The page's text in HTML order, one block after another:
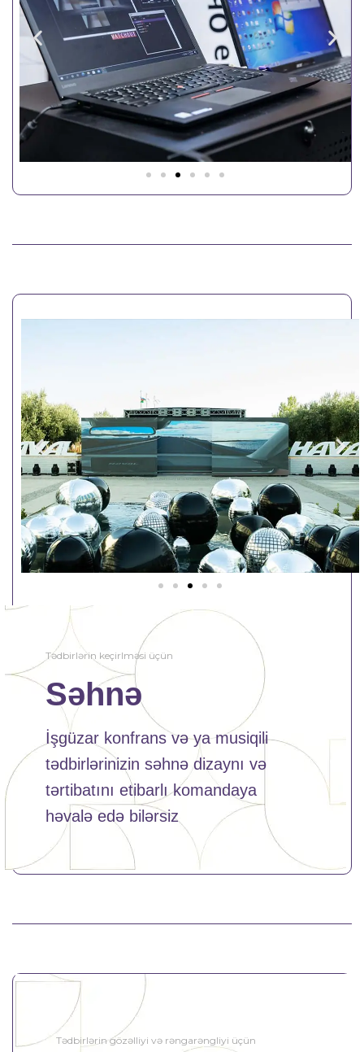
Tədbirlərin keçirlməsi üçün
Səhnə
İşgüzar konfrans və ya musiqili
tədbirlərinizin səhnə dizaynı və
tərtibatını etibarlı komandaya
həvalə edə bilərsiz
Tədbirlərin gözəlliyi və rəngarəngliyi üçün